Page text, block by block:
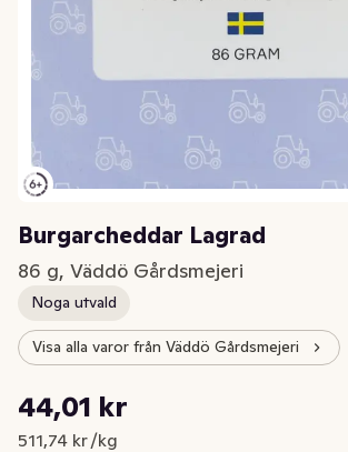
Burgarcheddar Lagrad
86 g, Väddö Gårdsmejeri
Noga utvald
Visa alla varor från Väddö Gårdsmejeri
Nuvarande pris är: 44,01 kr
44,01 kr
511,74 kr /kg
Styckpris: 511,74 kr /kg